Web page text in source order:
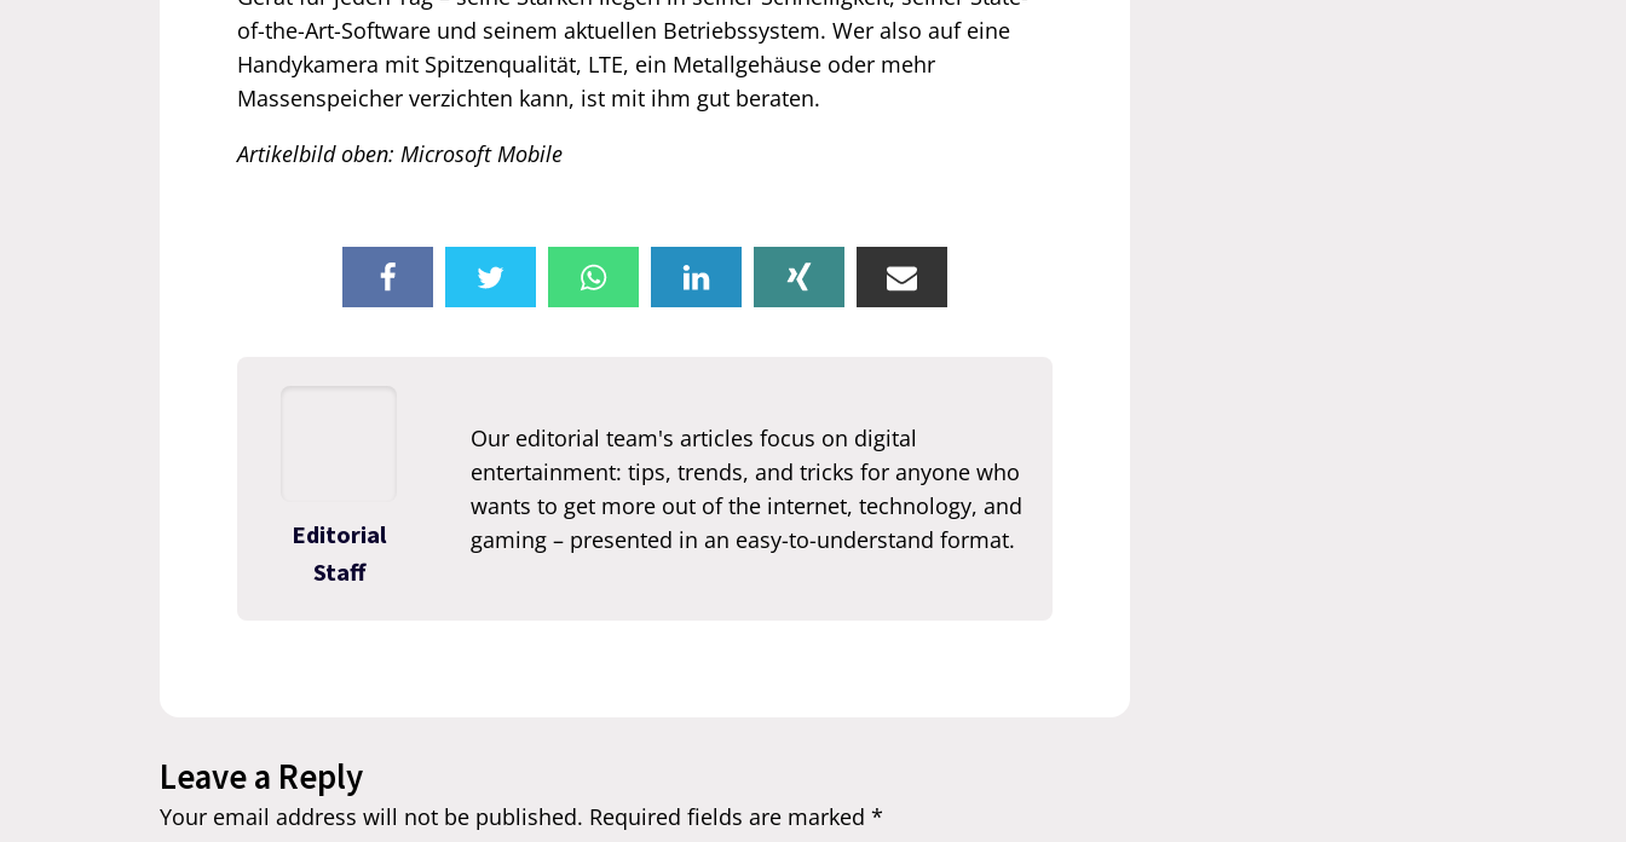
of-the-Art-Software und seinem aktuellen Betriebssystem. Wer also auf eine
Handykamera mit Spitzenqualität, LTE, ein Metallgehäuse oder mehr
Massenspeicher verzichten kann, ist mit ihm gut beraten.
Artikelbild oben: Microsoft Mobile
Editorial
Staff
Our editorial team's articles focus on digital
entertainment: tips, trends, and tricks for anyone who
wants to get more out of the internet, technology, and
gaming – presented in an easy-to-understand format.
Leave a Reply
Your email address will not be published. Required fields are marked *